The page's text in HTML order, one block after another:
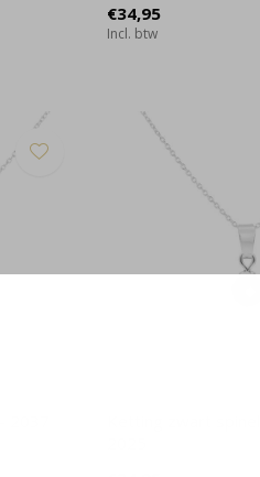
€34,95
Incl. btw
Ketting zwart